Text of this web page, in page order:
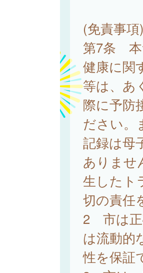
(免責事項)
第7条 本
健康に関
等は、あ
際に予防
ださい。
記録は母
ありませ
生したト
切の責任
2 市は正
は流動的
性を保証